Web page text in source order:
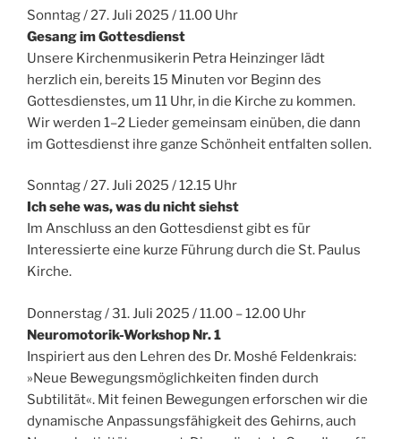
Sonntag / 27. Juli 2025 / 11.00 Uhr
Gesang im Gottesdienst
Unsere Kirchenmusikerin Petra Heinzinger lädt
herzlich ein, bereits 15 Minuten vor Beginn des
Gottesdienstes, um 11 Uhr, in die Kirche zu kommen.
Wir werden 1–2 Lieder gemeinsam einüben, die dann
im Gottesdienst ihre ganze Schönheit entfalten sollen.
Sonntag / 27. Juli 2025 / 12.15 Uhr
Ich sehe was, was du nicht siehst
Im Anschluss an den Gottesdienst gibt es für
Interessierte eine kurze Führung durch die St. Paulus
Kirche.
Donnerstag / 31. Juli 2025 / 11.00 – 12.00 Uhr
Neuromotorik-Workshop Nr. 1
Inspiriert aus den Lehren des Dr. Moshé Feldenkrais:
»Neue Bewegungsmöglichkeiten finden durch
Subtilität«. Mit feinen Bewegungen erforschen wir die
dynamische Anpassungsfähigkeit des Gehirns, auch